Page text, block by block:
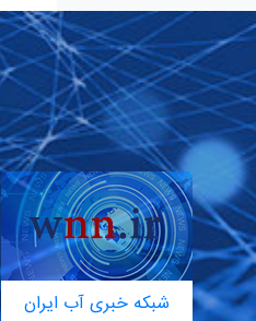
شبکه خبری آب ایران